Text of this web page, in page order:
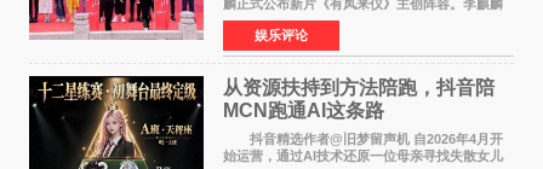
麟正式公布新片《有凤来仪》主创阵容。李麒麟
早年凭电影《华容道》获得金鸡奖、华表奖提
名，此后长期参与国内外电影制作，其担任制片
人参与的作品亦曾
娱乐评论
从资源扶持到方法陪跑，抖音陪
MCN跑通AI这条路
抖音精选作者@旧梦留声机 自2026年4月开
始运营，通过AI技术还原一位母亲寻找失散女儿